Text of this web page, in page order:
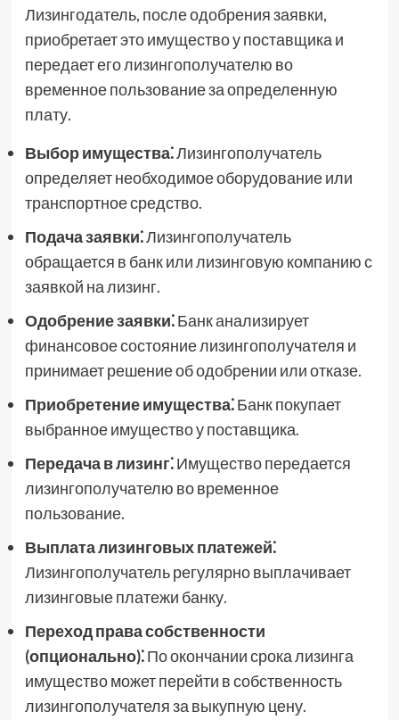
Лизингодатель, после одобрения заявки,
приобретает это имущество у поставщика и
передает его лизингополучателю во
временное пользование за определенную
плату.
Выбор имущества⁚Лизингополучатель
определяет необходимое оборудование или
транспортное средство.
Подача заявки⁚Лизингополучатель
обращается в банк или лизинговую компанию с
заявкой на лизинг.
Одобрение заявки⁚Банк анализирует
финансовое состояние лизингополучателя и
принимает решение об одобрении или отказе.
Приобретение имущества⁚Банк покупает
выбранное имущество у поставщика.
Передача в лизинг⁚Имущество передается
лизингополучателю во временное
пользование.
Выплата лизинговых платежей⁚
Лизингополучатель регулярно выплачивает
лизинговые платежи банку.
Переход права собственности
(опционально)⁚По окончании срока лизинга
имущество может перейти в собственность
лизингополучателя за выкупную цену.